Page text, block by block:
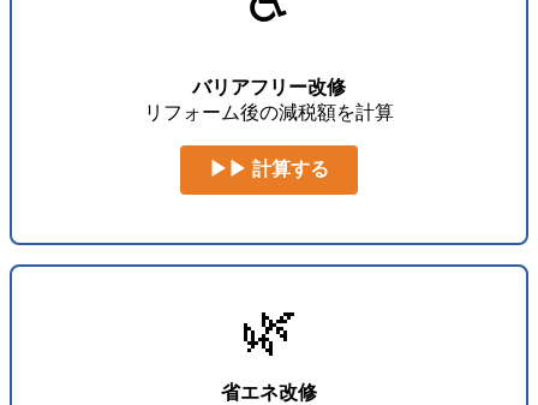
バリアフリー改修
リフォーム後の減税額を計算
▶▶ 計算する
🌿
省エネ改修